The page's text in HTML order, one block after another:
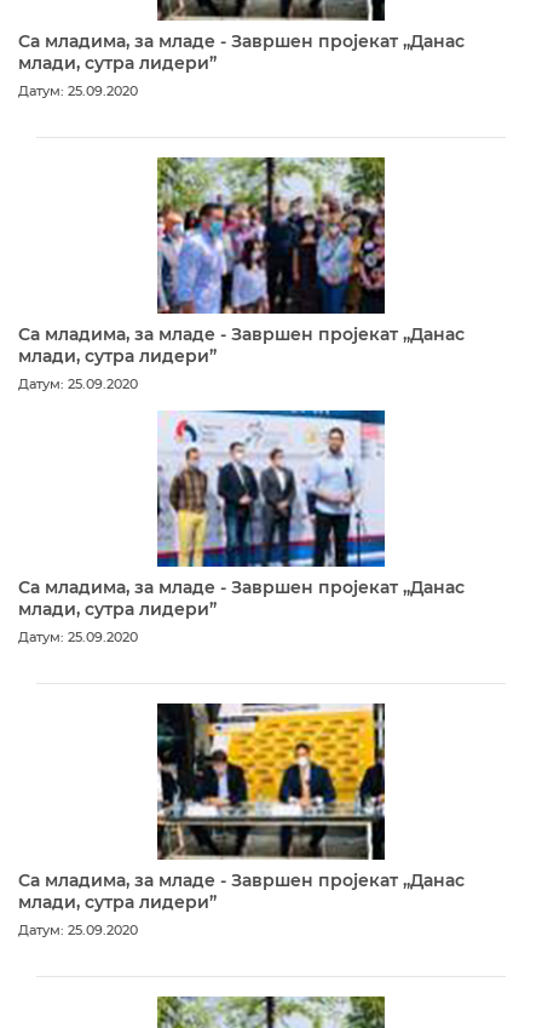
Са младима, за младе - Завршен пројекат „Данас
млади, сутра лидери”
Датум: 25.09.2020
Са младима, за младе - Завршен пројекат „Данас
млади, сутра лидери”
Датум: 25.09.2020
Са младима, за младе - Завршен пројекат „Данас
млади, сутра лидери”
Датум: 25.09.2020
Са младима, за младе - Завршен пројекат „Данас
млади, сутра лидери”
Датум: 25.09.2020